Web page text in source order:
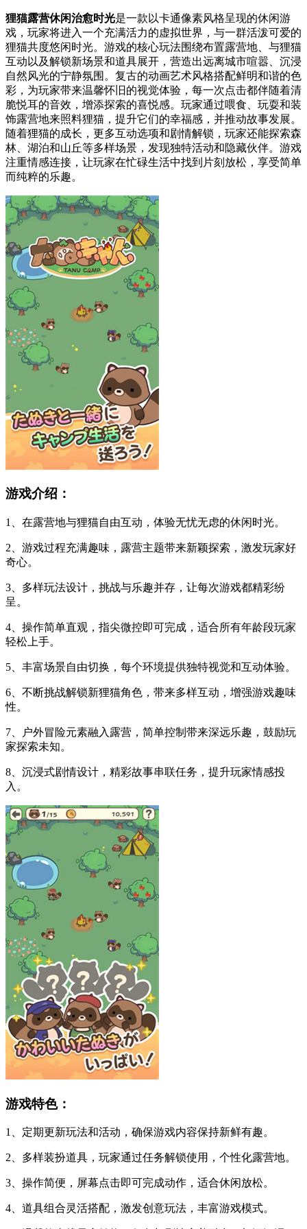
狸猫露营休闲治愈时光是一款以卡通像素风格呈现的休闲游
戏，玩家将进入一个充满活力的虚拟世界，与一群活泼可爱的
狸猫共度悠闲时光。游戏的核心玩法围绕布置露营地、与狸猫
互动以及解锁新场景和道具展开，营造出远离城市喧嚣、沉浸
自然风光的宁静氛围。复古的动画艺术风格搭配鲜明和谐的色
彩，为玩家带来温馨怀旧的视觉体验，每一次点击都伴随着清
脆悦耳的音效，增添探索的喜悦感。玩家通过喂食、玩耍和装
饰露营地来照料狸猫，提升它们的幸福感，并推动故事发展。
随着狸猫的成长，更多互动选项和剧情解锁，玩家还能探索森
林、湖泊和山丘等多样场景，发现独特活动和隐藏伙伴。游戏
注重情感连接，让玩家在忙碌生活中找到片刻放松，享受简单
而纯粹的乐趣。
游戏介绍：
1、在露营地与狸猫自由互动，体验无忧无虑的休闲时光。
2、游戏过程充满趣味，露营主题带来新颖探索，激发玩家好
奇心。
3、多样玩法设计，挑战与乐趣并存，让每次游戏都精彩纷
呈。
4、操作简单直观，指尖微控即可完成，适合所有年龄段玩家
轻松上手。
5、丰富场景自由切换，每个环境提供独特视觉和互动体验。
6、不断挑战解锁新狸猫角色，带来多样互动，增强游戏趣味
性。
7、户外冒险元素融入露营，简单控制带来深远乐趣，鼓励玩
家探索未知。
8、沉浸式剧情设计，精彩故事串联任务，提升玩家情感投
入。
游戏特色：
1、定期更新玩法和活动，确保游戏内容保持新鲜有趣。
2、多样装扮道具，玩家通过任务解锁使用，个性化露营地。
3、操作简便，屏幕点击即可完成动作，适合休闲放松。
4、道具组合灵活搭配，激发创意玩法，丰富游戏模式。